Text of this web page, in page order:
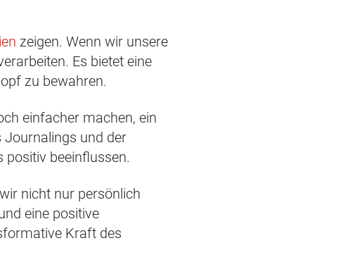
zeigen. Wenn wir unsere
Es bietet eine
zu bewahren.
einfacher machen, ein
Journalings und der
positiv beeinflussen.
nicht nur persönlich
eine positive
Kraft des